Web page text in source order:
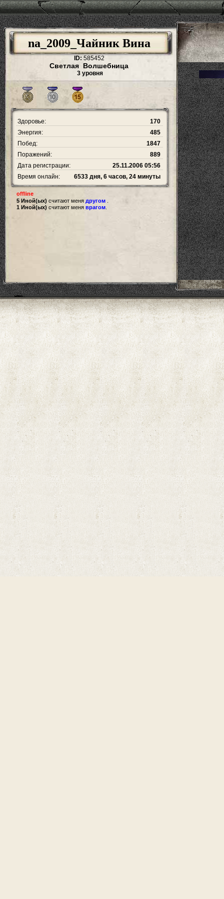
na_2009_Чайник Вина
ID: 585452
Светлая Волшебница
3 уровня
Здоровье:
170
Энергия:
485
Побед:
1847
Поражений:
889
Дата регистрации:
25.11.2006 05:56
Время онлайн:
6533 дня, 6 часов, 24 минуты
offline
5 Иной(ых) считают меня другом
1 Иной(ых) считают меня врагом